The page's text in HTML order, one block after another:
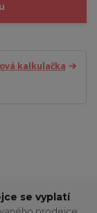
kalkulačka
se vyplatí